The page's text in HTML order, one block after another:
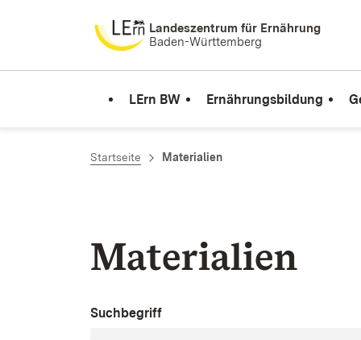
Zum Inhalt springenLandeszentrum für Ernährung
Baden-Württemberg
LErn BW Ernährungsbildung
Startseite Materialien
Materialien
Suchbegriff